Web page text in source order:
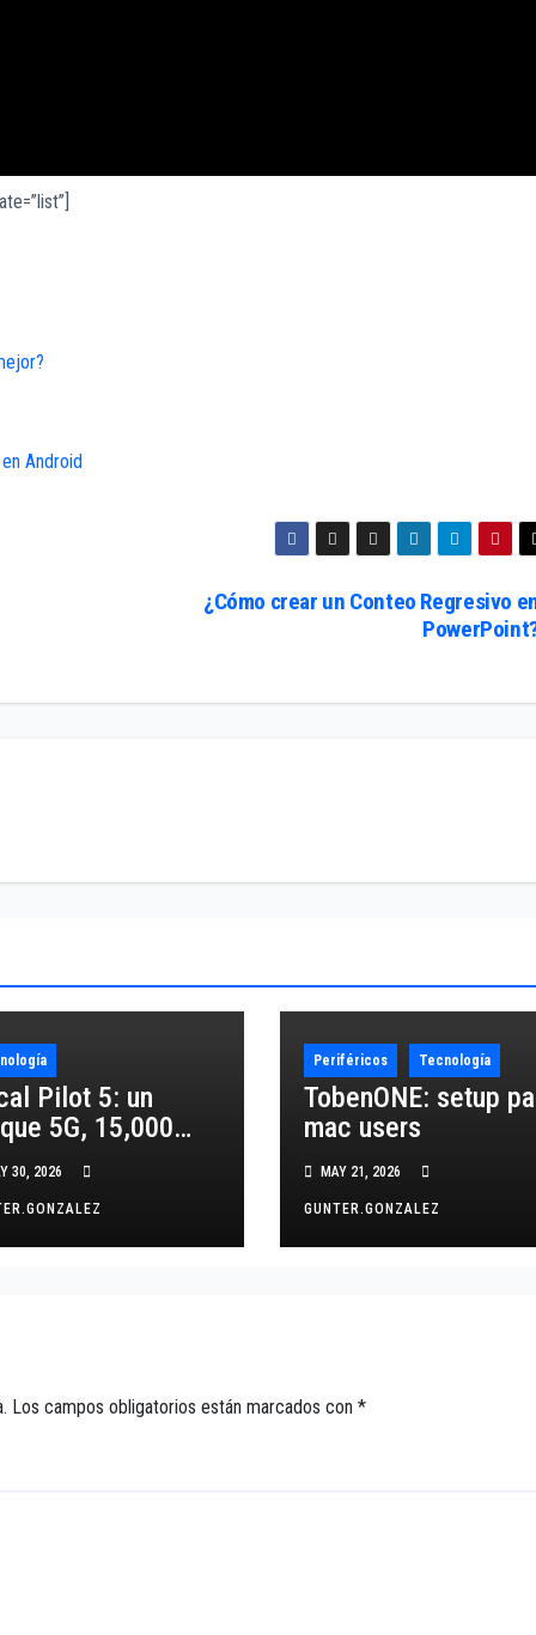
Android
¿Cómo crear un Conteo Regresivo
Pilot 5: un
5G, 15,000
y 140 dB… ¿es
30, 2026
Periféricos Tecnología
TobenONE: setup
mac users
MAY 21, 2026
GUNTER.GONZALEZ
Los campos obligatorios están marcados con *